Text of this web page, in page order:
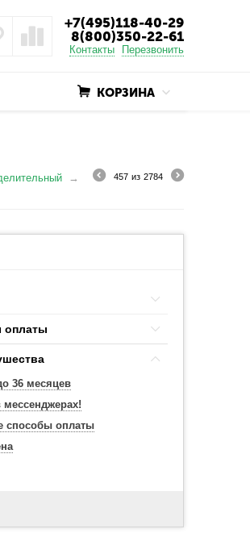
+7(495)118-40-29
8(800)350-22-61
Контакты Перезвонить
КОРЗИНА
457 из 2784
оплаты
36 месяцев
мессенджерах!
способы оплаты